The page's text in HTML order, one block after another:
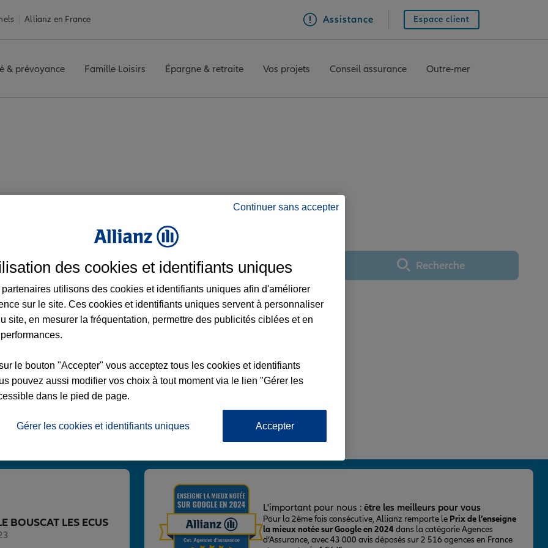
Allianz en France Assistance Espace client
& prévoyance Famille Loisirs Épargne & retraite Vos projets Conseil assurance Outre-mer
Utiliser ma positionRecherche
LES ECUS
DE GAULLE
BOUSCAT LES ECUS
L'important pour nous : être les meilleurs pour vous
Pour la 2ème fois consécutive, Allianz remporte le Prix de l’enseigne
la mieux notée sur Google en 2024dans la catégorie Agences
d’Assurance, avec 43 000 avis déposés sur 2 516 agences en France
Continuer sans accepter
des cookies et identifiants uniques
partenaires utilisons des cookies et identifiants uniques afin d'améliorer
sur le site. Ces cookies et identifiants uniques servent à personnaliser
site, en mesurer la fréquentation, permettre des publicités ciblées et en
le bouton "Accepter" vous acceptez tous les cookies et identifiants
pouvez aussi modifier vos choix à tout moment via le lien "Gérer les
dans le pied de page.
Gérer les cookies et identifiants uniques Accepter